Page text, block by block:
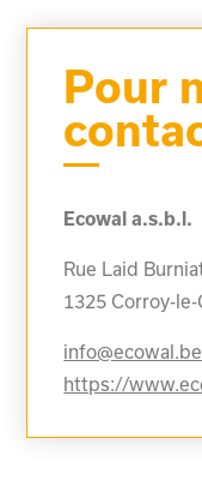
Pour
Ecowal a.s.b.l.
Rue Laid
1325 Corroy-le-
info@ecowal.be
https://